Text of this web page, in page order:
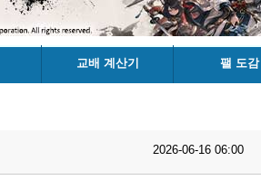
교배 계산기 팰 도감
2026-06-16 06:00